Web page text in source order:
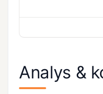
Analys &